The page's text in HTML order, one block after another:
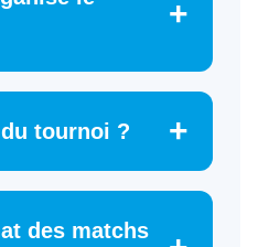
tournoi ?
des matchs